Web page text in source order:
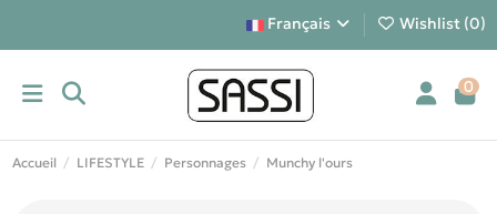
Français Wishlist (0)
0
Accueil LIFESTYLE Personnages Munchy l'ours